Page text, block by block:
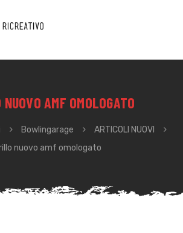
AMF OMOLOGATO
Bowlingarage
ARTICOLI NUOVI
nuovo amf omologato